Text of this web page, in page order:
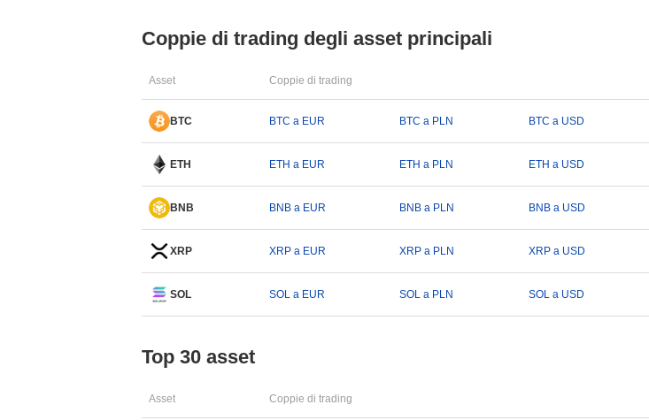
Coppie di trading degli asset principali
Asset Coppie di trading
BTC BTC a EUR BTC a PLN BTC a USD
ETH ETH a EUR ETH a PLN ETH a USD
BNB BNB a EUR BNB a PLN BNB a USD
XRP XRP a EUR XRP a PLN XRP a USD
SOL SOL a EUR SOL a PLN SOL a USD
Top 30 asset
Asset Coppie di trading